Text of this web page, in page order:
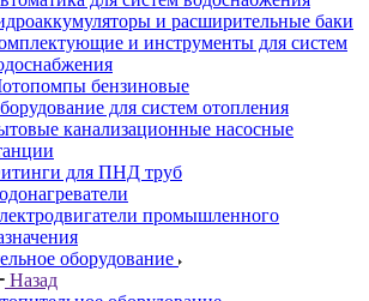
и расширительные баки
и инструменты для систем
бензиновые
для систем отопления
канализационные насосные
для ПНД труб
промышленного
оборудование
Назад